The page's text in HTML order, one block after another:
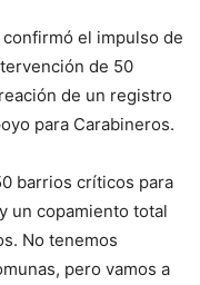
el impulso de
de 50
de un registro
para Carabineros.
barrios críticos para
un copamiento total
No tenemos
pero vamos a